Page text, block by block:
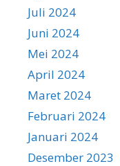
Juli 2024
Juni 2024
Mei 2024
April 2024
Maret 2024
Februari 2024
Januari 2024
Desember 2023